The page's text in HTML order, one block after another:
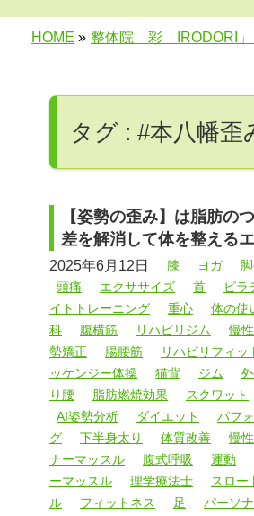
HOME » 整体院 彩「IRODORI」
タグ : #本八幡歪
【姿勢の歪み】は脂肪の
差を解消して体を整える
2025年6月12日 膝 ヨガ
頭痛
エクササイズ 首 ピラ
イトトレーニング
重心 体の使
科
腹横筋 リハビリジム 慢
勢矯正
腸腰筋 リハビリフィッ
ッケンジー体操
猫背 ジム
り腰
脂肪燃焼効果 スクワット
AI姿勢分析
ダイエット パフ
グ
下半身太り 体質改善 慢
ナーマッスル
腹式呼吸 運動
ーマッスル
理学療法士 スロー
ル
フィットネス 足 パーソ